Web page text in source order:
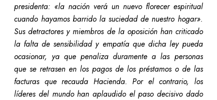
presidenta: «la nación verá un nuevo florecer espiritual
cuando hayamos barrido la suciedad de nuestro hogar».
Sus detractores y miembros de la oposición han criticado
la falta de sensibilidad y empatía que dicha ley pueda
ocasionar, ya que penaliza duramente a las personas
que se retrasen en los pagos de los préstamos o de las
facturas que recauda Hacienda. Por el contrario, los
líderes del mundo han aplaudido el paso decisivo dado